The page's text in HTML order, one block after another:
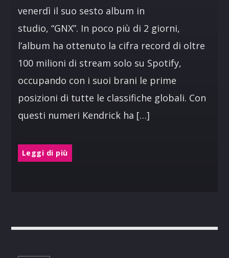
venerdì il suo sesto album in
studio, “GNX”. In poco più di 2 giorni,
l’album ha ottenuto la cifra record di oltre
100 milioni di stream solo su Spotify,
occupando con i suoi brani le prime
posizioni di tutte le classifiche globali. Con
questi numeri Kendrick ha […]
Leggi di più